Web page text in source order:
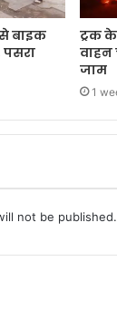
बाइक
ट्रक
जाम
1
not be published.